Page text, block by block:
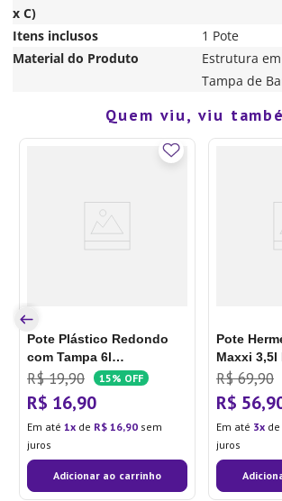
x C)
Itens inclusos
1 Pote
Material do Produto
Estrutura
Tampa de
Quem viu, viu
Pote Plástico Redondo
com Tampa 6l
Transparente - Prime
R$ 19,90 15% OFF
R$ 16,90
Em até 1 de R$ 16,90 sem
juros
Adicionar ao carrinho
Pote
Maxxi 3,5l
R$ 69,90
R$ 56,
Em até 3 de
juros